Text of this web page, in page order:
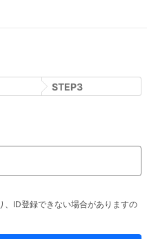
STEP3
、ID登録できない場合がありますの